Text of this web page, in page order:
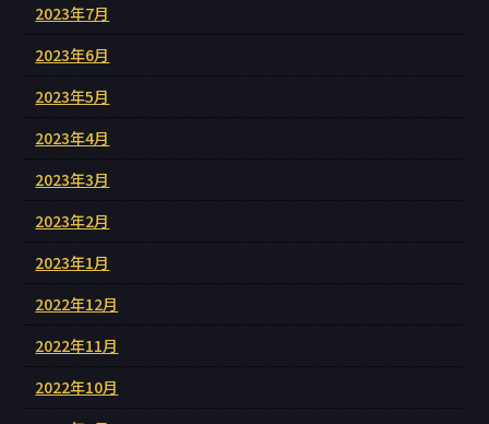
2023年7月
2023年6月
2023年5月
2023年4月
2023年3月
2023年2月
2023年1月
2022年12月
2022年11月
2022年10月